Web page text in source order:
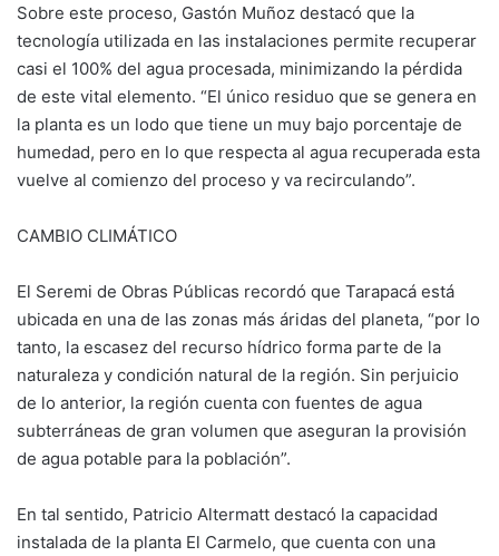
Sobre este proceso, Gastón Muñoz destacó que la
tecnología utilizada en las instalaciones permite recuperar
casi el 100% del agua procesada, minimizando la pérdida
de este vital elemento. “El único residuo que se genera en
la planta es un lodo que tiene un muy bajo porcentaje de
humedad, pero en lo que respecta al agua recuperada esta
vuelve al comienzo del proceso y va recirculando”.
CAMBIO CLIMÁTICO
El Seremi de Obras Públicas recordó que Tarapacá está
ubicada en una de las zonas más áridas del planeta, “por lo
tanto, la escasez del recurso hídrico forma parte de la
naturaleza y condición natural de la región. Sin perjuicio
de lo anterior, la región cuenta con fuentes de agua
subterráneas de gran volumen que aseguran la provisión
de agua potable para la población”.
En tal sentido, Patricio Altermatt destacó la capacidad
instalada de la planta El Carmelo, que cuenta con una